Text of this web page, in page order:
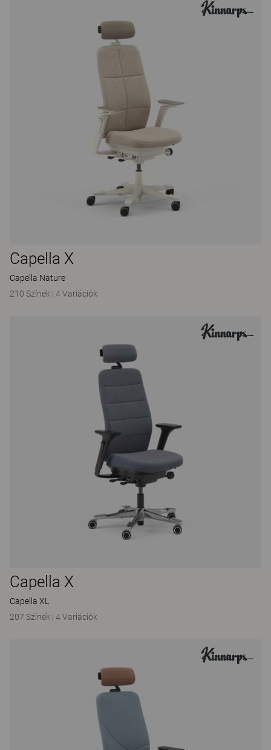
Capella X
Capella Nature
210 Színek | 4 Variációk
Capella X
Capella XL
207 Színek | 4 Variációk